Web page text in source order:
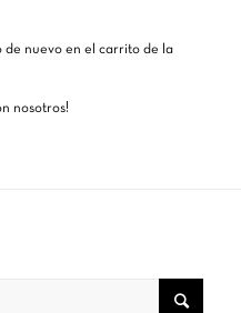
de nuevo en el carrito de la
nosotros!